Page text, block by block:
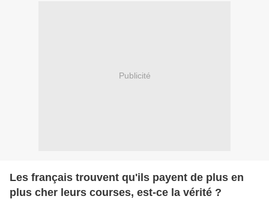
Publicité
Les français trouvent qu'ils payent de plus en
plus cher leurs courses, est-ce la vérité ?